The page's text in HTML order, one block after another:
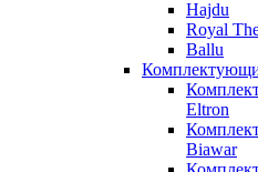
Hajdu
Royal
Ballu
Eltron
Biawar